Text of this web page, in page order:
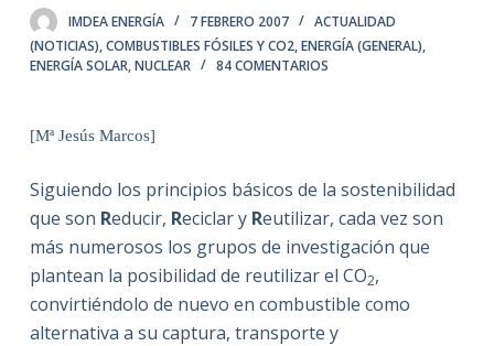
n
e
o
IMDEA ENERGÍA 7 FEBRERO 2007
ACTUALIDAD
(NOTICIAS),COMBUSTIBLES FÓSILES Y CO2,ENERGÍA (GENERAL),
ENERGÍA SOLAR,NUCLEAR 84 COMENTARIOS
[Mª Jesús Marcos]
Siguiendo los principios básicos de la sostenibilidad
que son Reducir, Reciclar y Reutilizar, cada vez son
más numerosos los grupos de investigación que
plantean la posibilidad de reutilizar el CO2,
convirtiéndolo de nuevo en combustible como
alternativa a su captura, transporte y